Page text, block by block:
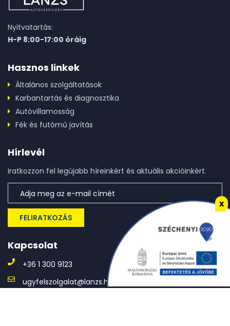
Nyitvatartás:
H-P 8:00-17:00 óráig
Hasznos linkek
Általános szolgáltatások
Karbantartás és diagnosztika
Autóvillamosság
Fék és futómű javítás
Hírlevél
Iratkozzon fel legújabb híreinkért és aktuális akcióinkért.
FELIRATKOZÁS
Kapcsolat
+36 1 300 9123
ugyfelszolgalat@lanzs.hu
x